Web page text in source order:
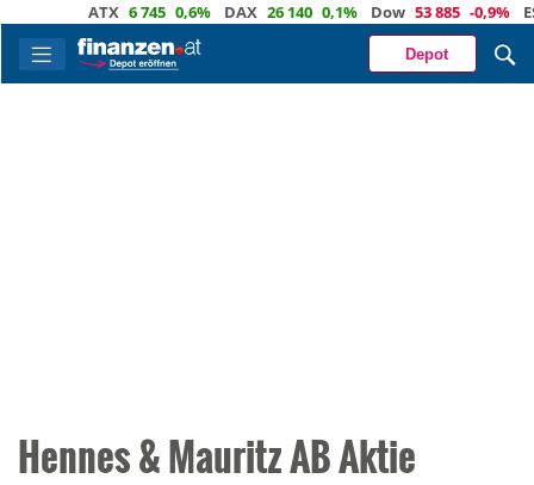
6 745 0,6% DAX 26 140 0,1% Dow 53 885 -0,9%
Depot
Hennes & Mauritz AB Aktie